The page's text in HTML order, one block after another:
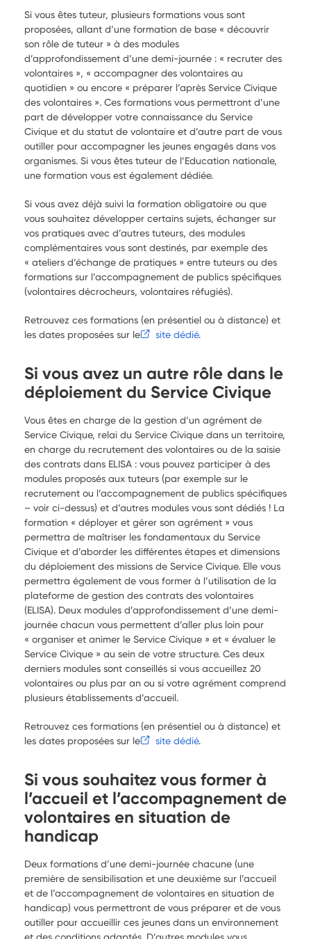
Si vous êtes tuteur, plusieurs formations vous sont
proposées, allant d’une formation de base « découvrir
son rôle de tuteur » à des modules
d’approfondissement d’une demi-journée : « recruter des
volontaires », « accompagner des volontaires au
quotidien » ou encore « préparer l’après Service Civique
des volontaires ». Ces formations vous permettront d’une
part de développer votre connaissance du Service
Civique et du statut de volontaire et d’autre part de vous
outiller pour accompagner les jeunes engagés dans vos
organismes. Si vous êtes tuteur de l’Education nationale,
une formation vous est également dédiée.
Si vous avez déjà suivi la formation obligatoire ou que
vous souhaitez développer certains sujets, échanger sur
vos pratiques avec d’autres tuteurs, des modules
complémentaires vous sont destinés, par exemple des
« ateliers d’échange de pratiques » entre tuteurs ou des
formations sur l’accompagnement de publics spécifiques
(volontaires décrocheurs, volontaires réfugiés).
Retrouvez ces formations (en présentiel ou à distance) et
les dates proposées sur le
site dédié.
Si vous avez un autre rôle dans le
déploiement du Service Civique
Vous êtes en charge de la gestion d’un agrément de
Service Civique, relai du Service Civique dans un territoire,
en charge du recrutement des volontaires ou de la saisie
des contrats dans ELISA : vous pouvez participer à des
modules proposés aux tuteurs (par exemple sur le
recrutement ou l’accompagnement de publics spécifiques
– voir ci-dessus) et d’autres modules vous sont dédiés ! La
formation « déployer et gérer son agrément » vous
permettra de maîtriser les fondamentaux du Service
Civique et d’aborder les différentes étapes et dimensions
du déploiement des missions de Service Civique. Elle vous
permettra également de vous former à l’utilisation de la
plateforme de gestion des contrats des volontaires
(ELISA). Deux modules d’approfondissement d’une demi-
journée chacun vous permettent d’aller plus loin pour
« organiser et animer le Service Civique » et « évaluer le
Service Civique » au sein de votre structure. Ces deux
derniers modules sont conseillés si vous accueillez 20
volontaires ou plus par an ou si votre agrément comprend
plusieurs établissements d’accueil.
Retrouvez ces formations (en présentiel ou à distance) et
les dates proposées sur le
site dédié.
Si vous souhaitez vous former à
l’accueil et l’accompagnement de
volontaires en situation de
handicap
Deux formations d’une demi-journée chacune (une
première de sensibilisation et une deuxième sur l’accueil
et de l’accompagnement de volontaires en situation de
handicap) vous permettront de vous préparer et de vous
outiller pour accueillir ces jeunes dans un environnement
et des conditions adaptés. D’autres modules vous